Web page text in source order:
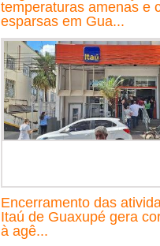
temperaturas amenas e
esparsas em Gua...
Encerramento das
Itaú de Guaxupé gera
à agê...